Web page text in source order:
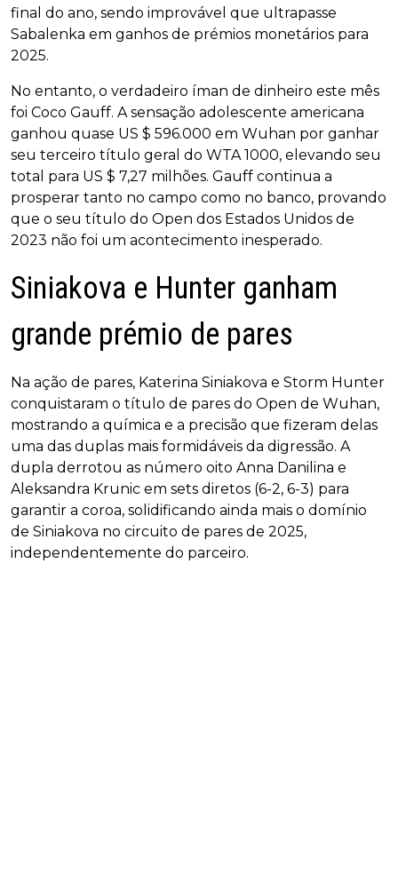
final do ano, sendo improvável que ultrapasse
Sabalenka em ganhos de prémios monetários para
2025.
No entanto, o verdadeiro íman de dinheiro este mês
foi Coco Gauff. A sensação adolescente americana
ganhou quase US $ 596.000 em Wuhan por ganhar
seu terceiro título geral do WTA 1000, elevando seu
total para US $ 7,27 milhões. Gauff continua a
prosperar tanto no campo como no banco, provando
que o seu título do Open dos Estados Unidos de
2023 não foi um acontecimento inesperado.
Siniakova e Hunter ganham
grande prémio de pares
Na ação de pares, Katerina Siniakova e Storm Hunter
conquistaram o título de pares do Open de Wuhan,
mostrando a química e a precisão que fizeram delas
uma das duplas mais formidáveis da digressão. A
dupla derrotou as número oito Anna Danilina e
Aleksandra Krunic em sets diretos (6-2, 6-3) para
garantir a coroa, solidificando ainda mais o domínio
de Siniakova no circuito de pares de 2025,
independentemente do parceiro.